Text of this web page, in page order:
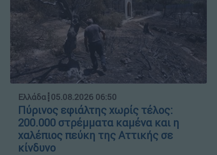
Ελλάδα┋05.08.2026 06:50
Πύρινος εφιάλτης χωρίς τέλος:
200.000 στρέμματα καμένα και η
χαλέπιος πεύκη της Αττικής σε
κίνδυνο